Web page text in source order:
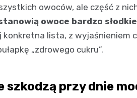
owoców, ale część z
owoce bardzo
konkretna lista, z wyjaśnieniem
„zdrowego cukru”.
szkodzą przy dnie